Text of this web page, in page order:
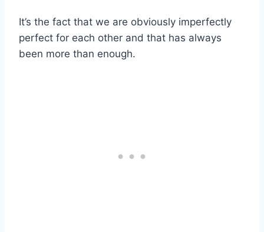
It’s the fact that we are obviously imperfectly
perfect for each other and that has always
been more than enough.